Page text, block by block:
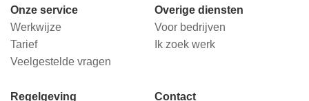
Onze service
Werkwijze
Tarief
Veelgestelde vragen
Overige diensten
Voor bedrijven
Ik zoek werk
Regelgeving Contact